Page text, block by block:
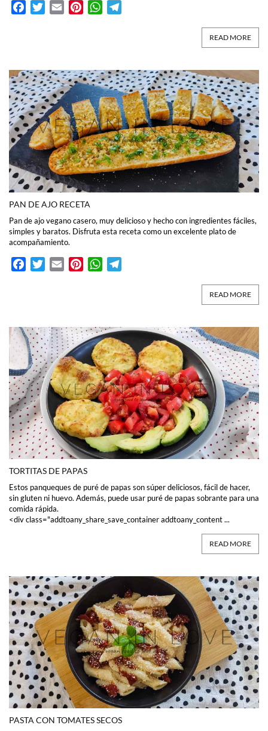
FacebookTwitterEmail PinterestWhatsApp
READ MORE
PAN DE AJO RECETA
Pan de ajo vegano casero, muy delicioso y hecho con ingredientes fáciles,
simples y baratos. Disfruta esta receta como un excelente plato de
acompañamiento.
FacebookTwitterEmail PinterestWhatsApp
READ MORE
TORTITAS DE PAPAS
Estos panqueques de puré de papas son súper deliciosos, fácil de hacer,
sin gluten ni huevo. Además, puede usar puré de papas sobrante para una
comida rápida.
<div class="addtoany_share_save_container addtoany_content ...
READ MORE
PASTA CON TOMATES SECOS